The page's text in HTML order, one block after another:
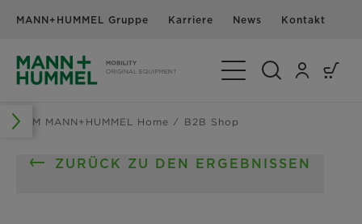
MANN+HUMMEL Gruppe Karriere News Kontakt
Navigation
OEM MANN+HUMMEL Home B2B Shop
ZURÜCK ZU DEN ERGEBNISSEN